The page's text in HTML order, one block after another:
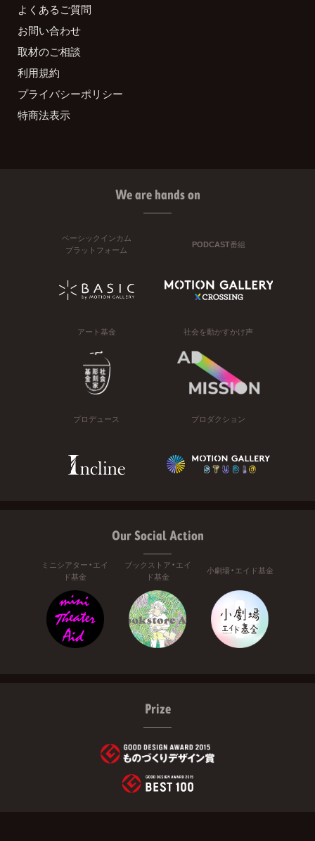
よくあるご質問
お問い合わせ
取材のご相談
利用規約
プライバシーポリシー
特商法表示
We are hands on
ベーシックインカム
プラットフォーム
PODCAST番組
アート基金 社会を動かすかけ声
プロデュース プロダクション
Our Social Action
ミニシアター・エイ
ド基金
ブックストア・エイ
ド基金
小劇場・エイド基金
Prize